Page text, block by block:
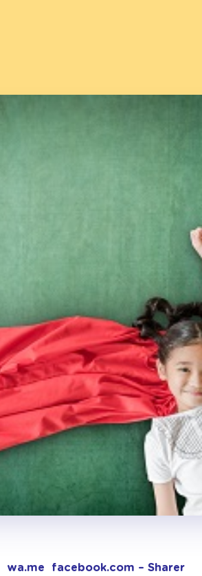
wa.me facebook.com – Sharer